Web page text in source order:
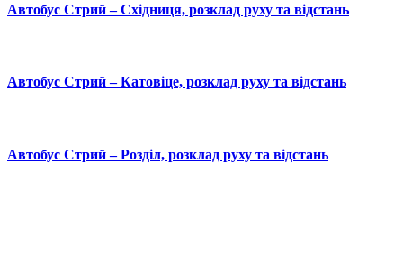
Автобус Стрий – Східниця, розклад руху та відстань
Автобус Стрий – Катовіце, розклад руху та відстань
Автобус Стрий – Розділ, розклад руху та відстань